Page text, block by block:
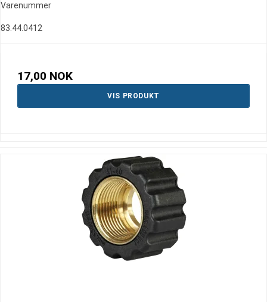
Varenummer
83.44.0412
17,00 NOK
VIS PRODUKT